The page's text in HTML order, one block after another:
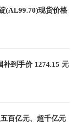
(AL99.70)现货价格
到手价 1274.15 元
百亿元、超千亿元